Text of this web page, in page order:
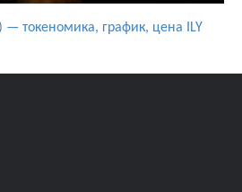
— токеномика, график, цена ILY